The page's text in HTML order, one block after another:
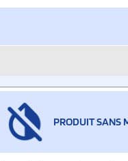
PRODUIT SANS